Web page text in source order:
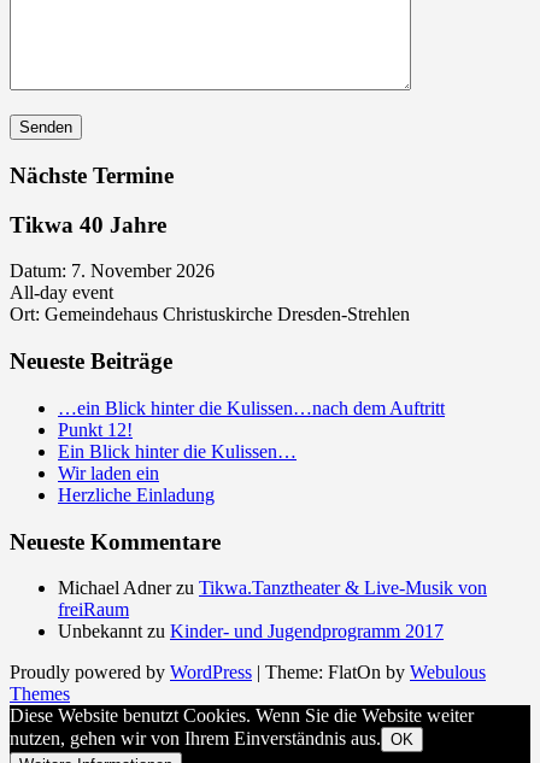
Nächste Termine
Tikwa 40 Jahre
Datum: 7. November 2026
All-day event
Ort: Gemeindehaus Christuskirche Dresden-Strehlen
Neueste Beiträge
…ein Blick hinter die Kulissen…nach dem Auftritt
Punkt 12!
Ein Blick hinter die Kulissen…
Wir laden ein
Herzliche Einladung
Neueste Kommentare
Michael Adnerzu Tikwa.Tanztheater & Live-Musik von
freiRaum
Unbekannt zu Kinder- und Jugendprogramm 2017
Proudly powered by WordPress | Theme: FlatOn by Webulous
Themes
Diese Website benutzt Cookies. Wenn Sie die Website weiter
nutzen, gehen wir von Ihrem Einverständnis aus. OK